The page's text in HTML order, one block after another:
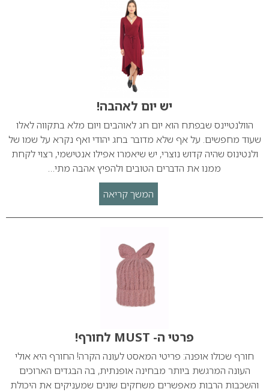
יש יום לאהבה!
הוולנטיינס שבפתח הוא יום חג לאוהבים ויום מלא בתקווה לאלו
שעוד מחפשים. על אף שלא מדובר בחג יהודי ואף נקרא על שמו של
ולנטינוס שהיה קדוש נוצרי, יש שיאמרו אפילו אנטישמי, רצוי לקחת
ממנו את הדברים הטובים ולהפיץ אהבה מתי…
המשך קריאה
פרטי ה- MUST לחורף!
חורף שכולו אופנה: פריטי המאסט לעונה הקרה! החורף היא אולי
העונה המרגשת ביותר מבחינה אופנתית, בה הבגדים הארוכים
והשכבות הרבות מאפשרים משחקים שונים שמעניקים את היכולת